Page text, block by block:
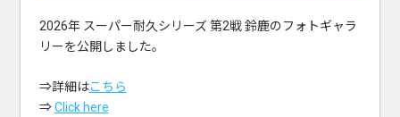
2026年 スーパー耐久シリーズ 第2戦 鈴鹿のフォトギャラ
リーを公開しました。
⇒詳細はこちら
⇒Click here